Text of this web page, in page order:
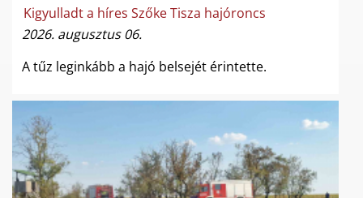
Kigyulladt a híres Szőke Tisza hajóroncs
2026. augusztus 06.
A tűz leginkább a hajó belsejét érintette.